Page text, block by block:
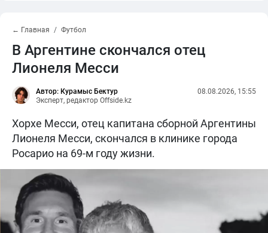
← Главная Футбол
В Аргентине скончался отец
Лионеля Месси
Автор: Курамыс Бектур
Эксперт, редактор Offside.kz
08.08.2026, 15:55
Хорхе Месси, отец капитана сборной Аргентины
Лионеля Месси, скончался в клинике города
Росарио на 69-м году жизни.